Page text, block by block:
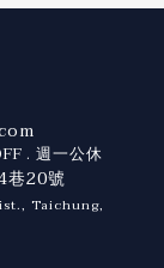
. 週一公休
巷20號
Taichung,